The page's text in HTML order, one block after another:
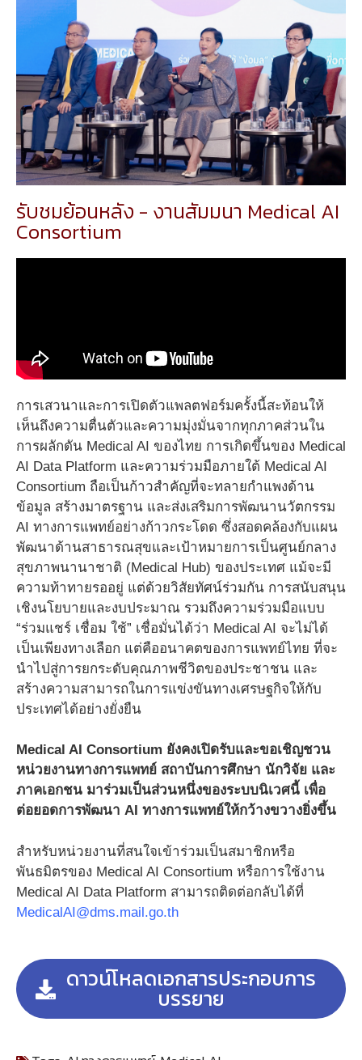
รับชมย้อนหลัง - งานสัมมนา Medical AI
Consortium
การเสวนาและการเปิดตัวแพลตฟอร์มครั้งนี้สะท้อนให้
เห็นถึงความตื่นตัวและความมุ่งมั่นจากทุกภาคส่วนใน
การผลักดัน Medical AI ของไทย การเกิดขึ้นของ Medical
AI Data Platform และความร่วมมือภายใต้ Medical AI
Consortium ถือเป็นก้าวสำคัญที่จะทลายกำแพงด้าน
ข้อมูล สร้างมาตรฐาน และส่งเสริมการพัฒนานวัตกรรม
AI ทางการแพทย์อย่างก้าวกระโดด ซึ่งสอดคล้องกับแผน
พัฒนาด้านสาธารณสุขและเป้าหมายการเป็นศูนย์กลาง
สุขภาพนานาชาติ (Medical Hub) ของประเทศ แม้จะมี
ความท้าทายรออยู่ แต่ด้วยวิสัยทัศน์ร่วมกัน การสนับสนุน
เชิงนโยบายและงบประมาณ รวมถึงความร่วมมือแบบ
“ร่วมแชร์ เชื่อม ใช้” เชื่อมั่นได้ว่า Medical AI จะไม่ได้
เป็นเพียงทางเลือก แต่คืออนาคตของการแพทย์ไทย ที่จะ
นำไปสู่การยกระดับคุณภาพชีวิตของประชาชน และ
สร้างความสามารถในการแข่งขันทางเศรษฐกิจให้กับ
ประเทศได้อย่างยั่งยืน
Medical AI Consortium ยังคงเปิดรับและขอเชิญชวน
หน่วยงานทางการแพทย์ สถาบันการศึกษา นักวิจัย และ
ภาคเอกชน มาร่วมเป็นส่วนหนึ่งของระบบนิเวศนี้ เพื่อ
ต่อยอดการพัฒนา AI ทางการแพทย์ให้กว้างขวางยิ่งขึ้น
สำหรับหน่วยงานที่สนใจเข้าร่วมเป็นสมาชิกหรือ
พันธมิตรของ Medical AI Consortium หรือการใช้งาน
Medical AI Data Platform สามารถติดต่อกลับได้ที่
MedicalAI@dms.mail.go.th
ดาวน์โหลดเอกสารประกอบการ
บรรยาย